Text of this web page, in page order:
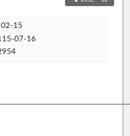
15
07-16